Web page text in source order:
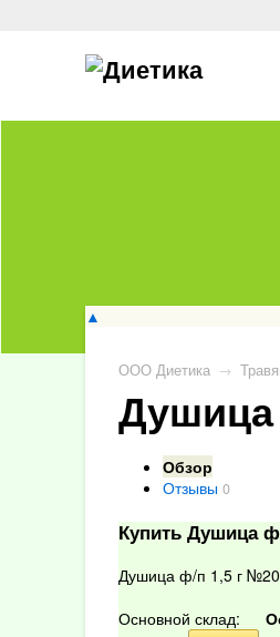
▲
ООО Диетика →
Обзор
Отзывы 0
Купить Душица
Душица ф/п 1,5 г
Основной склад: